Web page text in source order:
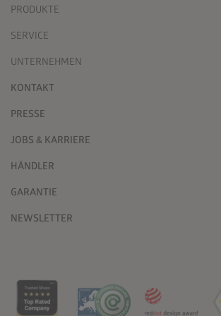
PRODUKTE
SERVICE
UNTERNEHMEN
KONTAKT
PRESSE
JOBS & KARRIERE
HÄNDLER
GARANTIE
NEWSLETTER